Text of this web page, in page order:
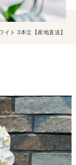
イト 3本立【産地直送】